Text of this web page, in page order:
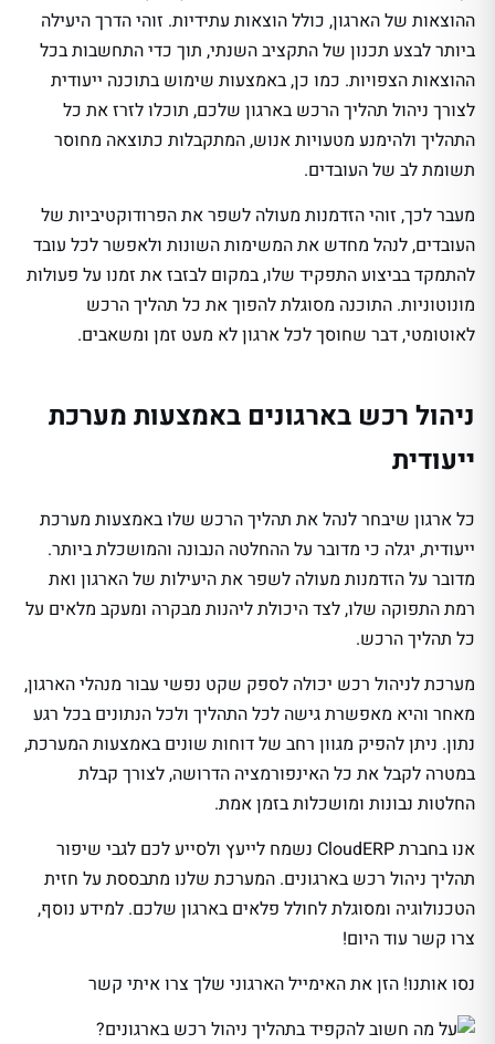
ההוצאות של הארגון, כולל הוצאות עתידיות. זוהי הדרך היעילה
ביותר לבצע תכנון של התקציב השנתי, תוך כדי התחשבות בכל
ההוצאות הצפויות. כמו כן, באמצעות שימוש בתוכנה ייעודית
לצורך ניהול תהליך הרכש בארגון שלכם, תוכלו לזרז את כל
התהליך ולהימנע מטעויות אנוש, המתקבלות כתוצאה מחוסר
תשומת לב של העובדים.
מעבר לכך, זוהי הזדמנות מעולה לשפר את הפרודוקטיביות של
העובדים, לנהל מחדש את המשימות השונות ולאפשר לכל עובד
להתמקד בביצוע התפקיד שלו, במקום לבזבז את זמנו על פעולות
מונוטוניות. התוכנה מסוגלת להפוך את כל תהליך הרכש
לאוטומטי, דבר שחוסך לכל ארגון לא מעט זמן ומשאבים.
ניהול רכש בארגונים באמצעות מערכת
ייעודית
כל ארגון שיבחר לנהל את תהליך הרכש שלו באמצעות מערכת
ייעודית, יגלה כי מדובר על ההחלטה הנבונה והמושכלת ביותר.
מדובר על הזדמנות מעולה לשפר את היעילות של הארגון ואת
רמת התפוקה שלו, לצד היכולת ליהנות מבקרה ומעקב מלאים על
כל תהליך הרכש.
מערכת לניהול רכש יכולה לספק שקט נפשי עבור מנהלי הארגון,
מאחר והיא מאפשרת גישה לכל התהליך ולכל הנתונים בכל רגע
נתון. ניתן להפיק מגוון רחב של דוחות שונים באמצעות המערכת,
במטרה לקבל את כל האינפורמציה הדרושה, לצורך קבלת
החלטות נבונות ומושכלות בזמן אמת.
אנו בחברת CloudERP נשמח לייעץ ולסייע לכם לגבי שיפור
תהליך ניהול רכש בארגונים. המערכת שלנו מתבססת על חזית
הטכנולוגיה ומסוגלת לחולל פלאים בארגון שלכם. למידע נוסף,
צרו קשר עוד היום!
נסו אותנו! הזן את האימייל הארגוני שלך צרו איתי קשר